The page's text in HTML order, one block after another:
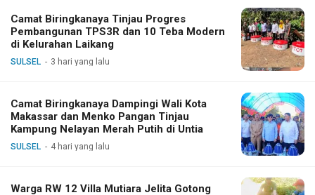
Camat Biringkanaya Tinjau Progres
Pembangunan TPS3R dan 10 Teba Modern
di Kelurahan Laikang
SULSEL 3 hari yang lalu
Camat Biringkanaya Dampingi Wali Kota
Makassar dan Menko Pangan Tinjau
Kampung Nelayan Merah Putih di Untia
SULSEL 4 hari yang lalu
Warga RW 12 Villa Mutiara Jelita Gotong